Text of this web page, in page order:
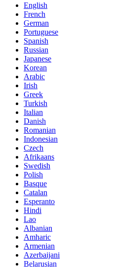
English
French
German
Portuguese
Spanish
Russian
Japanese
Korean
Arabic
Irish
Greek
Turkish
Italian
Danish
Romanian
Indonesian
Czech
Afrikaans
Swedish
Polish
Basque
Catalan
Esperanto
Hindi
Lao
Albanian
Amharic
Armenian
Azerbaijani
Belarusian